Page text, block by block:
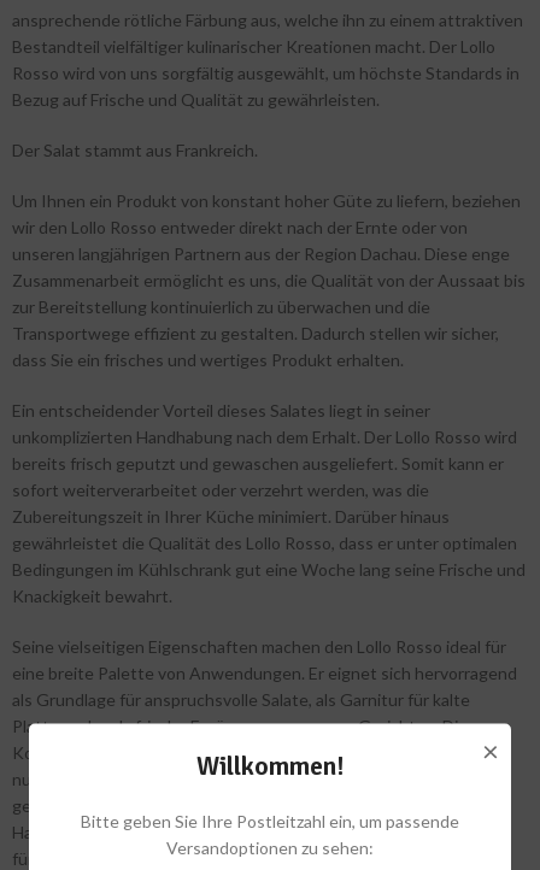
ansprechende rötliche Färbung aus, welche ihn zu einem attraktiven
Bestandteil vielfältiger kulinarischer Kreationen macht. Der Lollo
Rosso wird von uns sorgfältig ausgewählt, um höchste Standards in
Bezug auf Frische und Qualität zu gewährleisten.
Der Salat stammt aus Frankreich.
Um Ihnen ein Produkt von konstant hoher Güte zu liefern, beziehen
wir den Lollo Rosso entweder direkt nach der Ernte oder von
unseren langjährigen Partnern aus der Region Dachau. Diese enge
Zusammenarbeit ermöglicht es uns, die Qualität von der Aussaat bis
zur Bereitstellung kontinuierlich zu überwachen und die
Transportwege effizient zu gestalten. Dadurch stellen wir sicher,
dass Sie ein frisches und wertiges Produkt erhalten.
Ein entscheidender Vorteil dieses Salates liegt in seiner
unkomplizierten Handhabung nach dem Erhalt. Der Lollo Rosso wird
bereits frisch geputzt und gewaschen ausgeliefert. Somit kann er
sofort weiterverarbeitet oder verzehrt werden, was die
Zubereitungszeit in Ihrer Küche minimiert. Darüber hinaus
gewährleistet die Qualität des Lollo Rosso, dass er unter optimalen
Bedingungen im Kühlschrank gut eine Woche lang seine Frische und
Knackigkeit bewahrt.
Seine vielseitigen Eigenschaften machen den Lollo Rosso ideal für
eine breite Palette von Anwendungen. Er eignet sich hervorragend
als Grundlage für anspruchsvolle Salate, als Garnitur für kalte
Platten oder als frische Ergänzung zu warmen Gerichten. Die
Kombination aus seiner zarten Textur und seinem milden, leicht
nussigen Geschmack macht ihn zu einem Favoriten sowohl in der
gehobenen Gastronomie als auch in der ambitionierten Küche zu
Hause. Verlassen Sie sich auf die bewährte Qualität dieses Salates
für Ihre täglichen Anforderungen.
×
Willkommen!
Bitte geben Sie Ihre Postleitzahl ein, um passende
Versandoptionen zu sehen: